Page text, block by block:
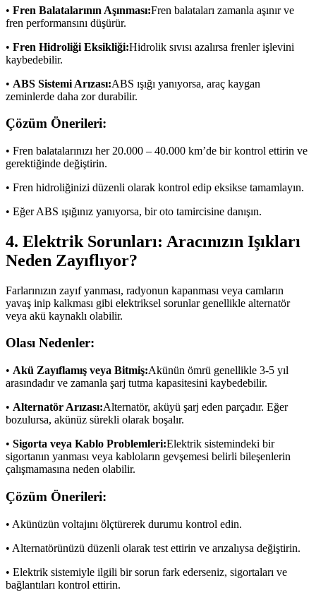
• Fren Balatalarının Aşınması:Fren balataları zamanla aşınır ve
fren performansını düşürür.
• Fren Hidroliği Eksikliği:Hidrolik sıvısı azalırsa frenler işlevini
kaybedebilir.
• ABS Sistemi Arızası:ABS ışığı yanıyorsa, araç kaygan
zeminlerde daha zor durabilir.
Çözüm Önerileri:
• Fren balatalarınızı her 20.000 – 40.000 km’de bir kontrol ettirin ve
gerektiğinde değiştirin.
• Fren hidroliğinizi düzenli olarak kontrol edip eksikse tamamlayın.
• Eğer ABS ışığınız yanıyorsa, bir oto tamircisine danışın.
4. Elektrik Sorunları: Aracınızın Işıkları
Neden Zayıflıyor?
Farlarınızın zayıf yanması, radyonun kapanması veya camların
yavaş inip kalkması gibi elektriksel sorunlar genellikle alternatör
veya akü kaynaklı olabilir.
Olası Nedenler:
• Akü Zayıflamış veya Bitmiş:Akünün ömrü genellikle 3-5 yıl
arasındadır ve zamanla şarj tutma kapasitesini kaybedebilir.
• Alternatör Arızası:Alternatör, aküyü şarj eden parçadır. Eğer
bozulursa, akünüz sürekli olarak boşalır.
• Sigorta veya Kablo Problemleri:Elektrik sistemindeki bir
sigortanın yanması veya kabloların gevşemesi belirli bileşenlerin
çalışmamasına neden olabilir.
Çözüm Önerileri:
• Akünüzün voltajını ölçtürerek durumu kontrol edin.
• Alternatörünüzü düzenli olarak test ettirin ve arızalıysa değiştirin.
• Elektrik sistemiyle ilgili bir sorun fark ederseniz, sigortaları ve
bağlantıları kontrol ettirin.